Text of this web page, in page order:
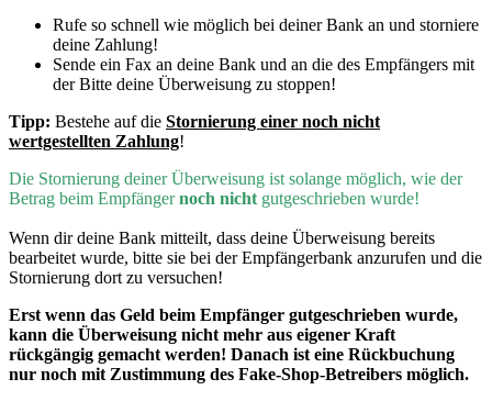
Rufe so schnell wie möglich bei deiner Bank an und storniere
deine Zahlung!
Sende ein Fax an deine Bank und an die des Empfängers mit
der Bitte deine Überweisung zu stoppen!
Tipp: Bestehe auf die Stornierung einer noch nicht
wertgestellten Zahlung!
Die Stornierung deiner Überweisung ist solange möglich, wie der
Betrag beim Empfängernoch nicht gutgeschrieben wurde!
Wenn dir deine Bank mitteilt, dass deine Überweisung bereits
bearbeitet wurde, bitte sie bei der Empfängerbank anzurufen und die
Stornierung dort zu versuchen!
Erst wenn das Geld beim Empfänger gutgeschrieben wurde,
kann die Überweisung nicht mehr aus eigener Kraft
rückgängig gemacht werden! Danach ist eine Rückbuchung
nur noch mit Zustimmung des Fake-Shop-Betreibers möglich.